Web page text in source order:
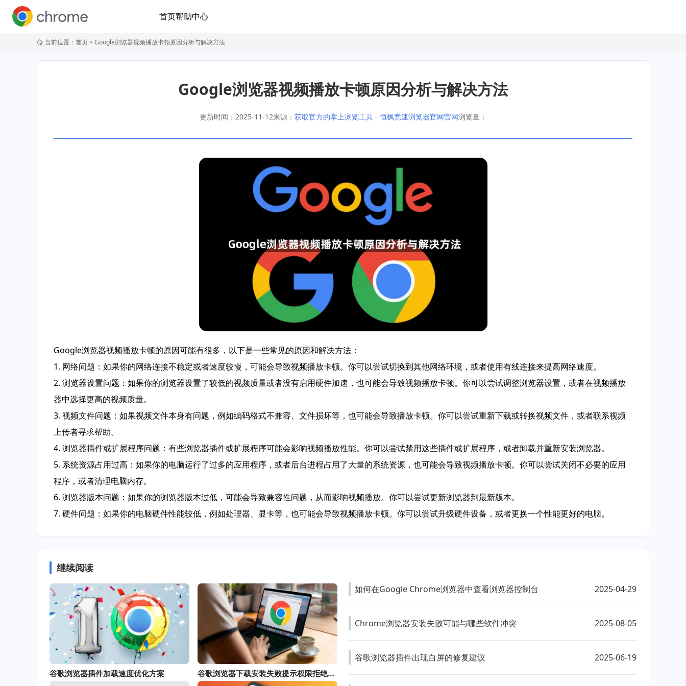
首页帮助中心
当前位置： 首页> Google浏览器视频播放卡顿原因分析与解决方法
Google浏览器视频播放卡顿原因分析与解决方法
更新时间：2025-11-12来源： 获取官方的掌上浏览工具 - 恒枫竞速浏览器官网官网浏览量：
Google浏览器视频播放卡顿的原因可能有很多，以下是一些常见的原因和解决方法：
1. 网络问题：如果你的网络连接不稳定或者速度较慢，可能会导致视频播放卡顿。你可以尝试切换到其他网络环境，或者使用有线连接来提高网络速度。
2. 浏览器设置问题：如果你的浏览器设置了较低的视频质量或者没有启用硬件加速，也可能会导致视频播放卡顿。你可以尝试调整浏览器设置，或者在视频播放
器中选择更高的视频质量。
3. 视频文件问题：如果视频文件本身有问题，例如编码格式不兼容、文件损坏等，也可能会导致播放卡顿。你可以尝试重新下载或转换视频文件，或者联系视频
上传者寻求帮助。
4. 浏览器插件或扩展程序问题：有些浏览器插件或扩展程序可能会影响视频播放性能。你可以尝试禁用这些插件或扩展程序，或者卸载并重新安装浏览器。
5. 系统资源占用过高：如果你的电脑运行了过多的应用程序，或者后台进程占用了大量的系统资源，也可能会导致视频播放卡顿。你可以尝试关闭不必要的应用
程序，或者清理电脑内存。
6. 浏览器版本问题：如果你的浏览器版本过低，可能会导致兼容性问题，从而影响视频播放。你可以尝试更新浏览器到最新版本。
7. 硬件问题：如果你的电脑硬件性能较低，例如处理器、显卡等，也可能会导致视频播放卡顿。你可以尝试升级硬件设备，或者更换一个性能更好的电脑。
继续阅读
谷歌浏览器插件加载速度优化方案 谷歌浏览器下载安装失败提示权限拒绝如何申请权限
如何在Google Chrome浏览器中查看浏览器控制台 2025-04-29
Chrome浏览器安装失败可能与哪些软件冲突 2025-08-05
谷歌浏览器插件出现白屏的修复建议 2025-06-19